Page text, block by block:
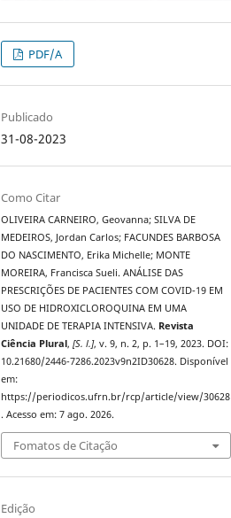
PDF/A
Publicado
31-08-2023
Como Citar
OLIVEIRA CARNEIRO, Geovanna; SILVA DE
MEDEIROS, Jordan Carlos; FACUNDES BARBOSA
DO NASCIMENTO, Erika Michelle; MONTE
MOREIRA, Francisca Sueli. ANÁLISE DAS
PRESCRIÇÕES DE PACIENTES COM COVID-19 EM
USO DE HIDROXICLOROQUINA EM UMA
UNIDADE DE TERAPIA INTENSIVA. Revista
Ciência Plural,[S. l.], v. 9, n. 2, p. 1–19, 2023. DOI:
10.21680/2446-7286.2023v9n2ID30628. Disponível
em:
https://periodicos.ufrn.br/rcp/article/view/30628
. Acesso em: 7 ago. 2026.
Fomatos de Citação
Edição